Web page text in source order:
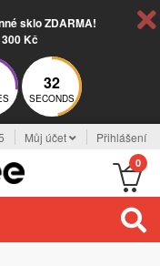
sklo ZDARMA!
Kč
31
SECONDS
Můj účet Přihlášení
0